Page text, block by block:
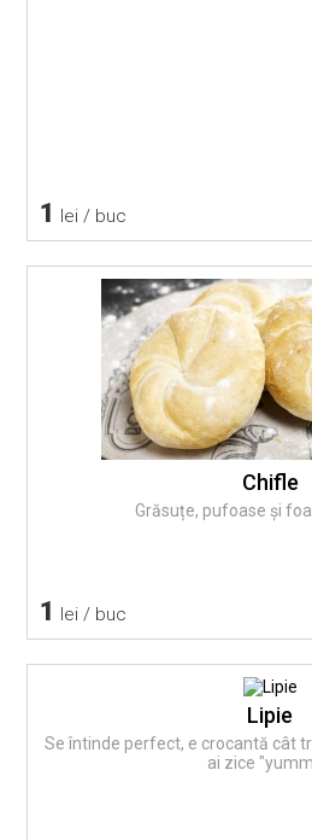
1 lei / buc
Chifle
Grăsuțe, pufoase și
1 lei / buc
Lipie
Se întinde perfect, e crocantă cât
ai zice